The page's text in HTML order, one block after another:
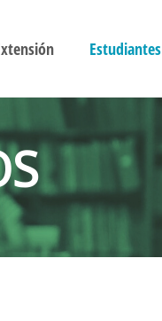
Estudiantes